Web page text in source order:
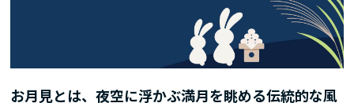
お月見とは、夜空に浮かぶ満月を眺める伝統的な風